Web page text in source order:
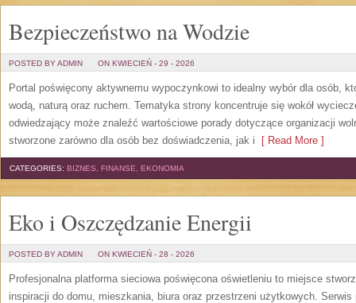
Bezpieczeństwo na Wodzie
POSTED BY ADMIN ON KWIECIEŃ - 29 - 2026
Portal poświęcony aktywnemu wypoczynkowi to idealny wybór dla osób,
wodą, naturą oraz ruchem. Tematyka strony koncentruje się wokół
odwiedzający może znaleźć wartościowe porady dotyczące organizacji
stworzone zarówno dla osób bez doświadczenia, jak i [ Read More ]
CATEGORIES: BIZNES, FINANSE, EKONOMIA
Eko i Oszczędzanie Energii
POSTED BY ADMIN ON KWIECIEŃ - 28 - 2026
Profesjonalna platforma sieciowa poświęcona oświetleniu to miejsce
inspiracji do domu, mieszkania, biura oraz przestrzeni użytkowych.